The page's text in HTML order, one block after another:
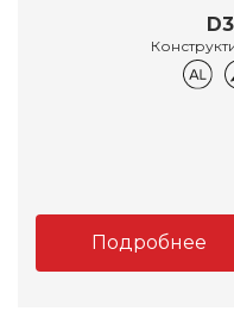
Подробнее